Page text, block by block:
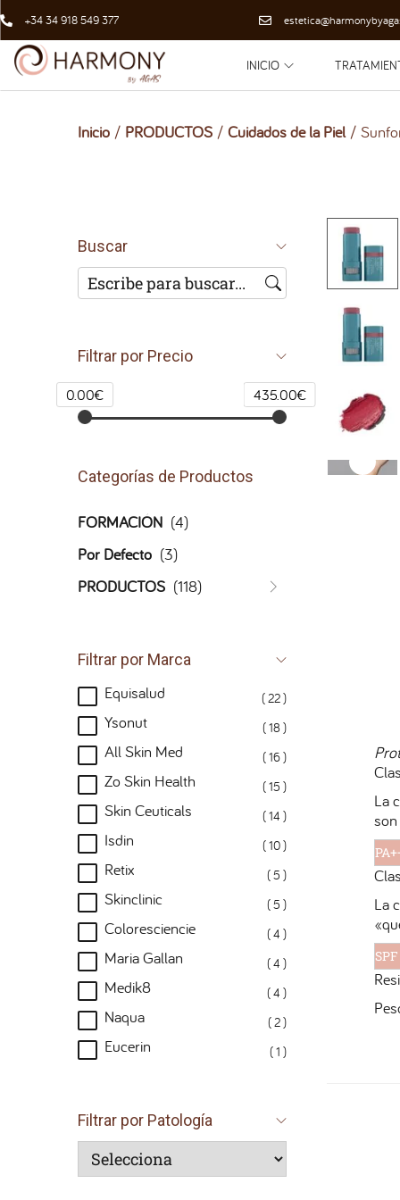
+34 34 918 549 377
INICIO
Inicio / PRODUCTOS / Cuidados de la Piel /
La
La
Buscar
Filtrar por Precio
0.00€ 435.00€
Categorías de Productos
FORMACIÓN (4)
Por Defecto (3)
PRODUCTOS (118)
Filtrar por Marca
Equisalud ( 22 )
Ysonut ( 18 )
All Skin Med ( 16 )
Zo Skin Health ( 15 )
Skin Ceuticals ( 14 )
Isdin ( 10 )
Retix ( 5 )
Skinclinic ( 5 )
Coloresciencie ( 4 )
Maria Gallan ( 4 )
Medik8 ( 4 )
Naqua ( 2 )
Eucerin ( 1 )
Filtrar por Patología